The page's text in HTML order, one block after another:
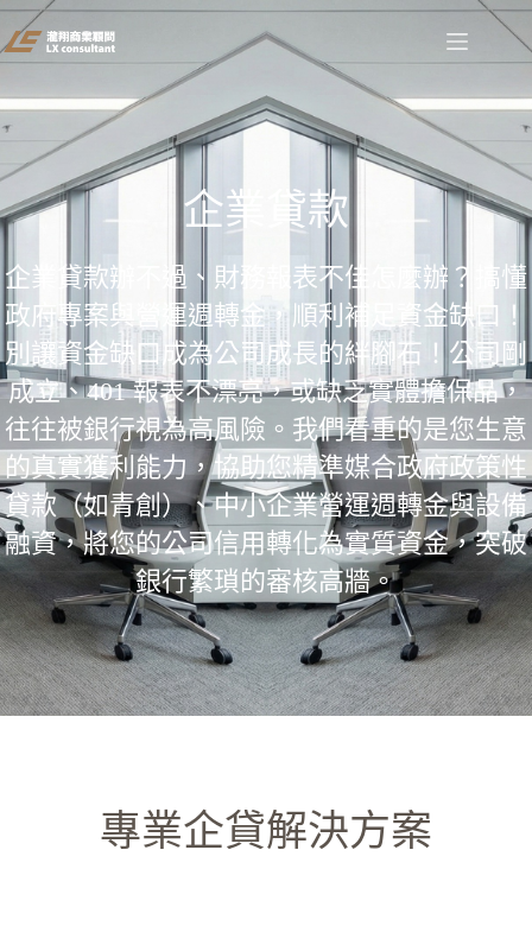
企業貸款
企業貸款辦不過、財務報表不佳怎麼辦？搞懂
政府專案與營運週轉金，順利補足資金缺口！
別讓資金缺口成為公司成長的絆腳石！公司剛
成立、401 報表不漂亮，或缺乏實體擔保品，
往往被銀行視為高風險。我們看重的是您生意
的真實獲利能力，協助您精準媒合政府政策性
貸款（如青創）、中小企業營運週轉金與設備
融資，將您的公司信用轉化為實質資金，突破
銀行繁瑣的審核高牆。
專業企貸解決方案